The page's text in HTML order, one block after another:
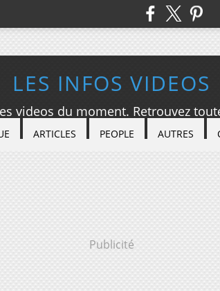
LES INFOS VIDEOS
videos du moment. Retrouvez
ARTICLES PEOPLE AUTRES
Publicité